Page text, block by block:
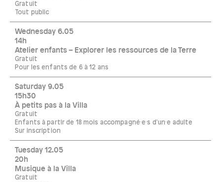
Gratuit
Tout public
Wednesday 6.05
14h
Atelier enfants – Explorer les ressources de la Terre
Gratuit
Pour les enfants de 6 à 12 ans
Saturday 9.05
15h30
À petits pas à la Villa
Gratuit
Enfants à partir de 18 mois accompagné·e·s d'un·e adulte
Sur inscription
Tuesday 12.05
20h
Musique à la Villa
Gratuit